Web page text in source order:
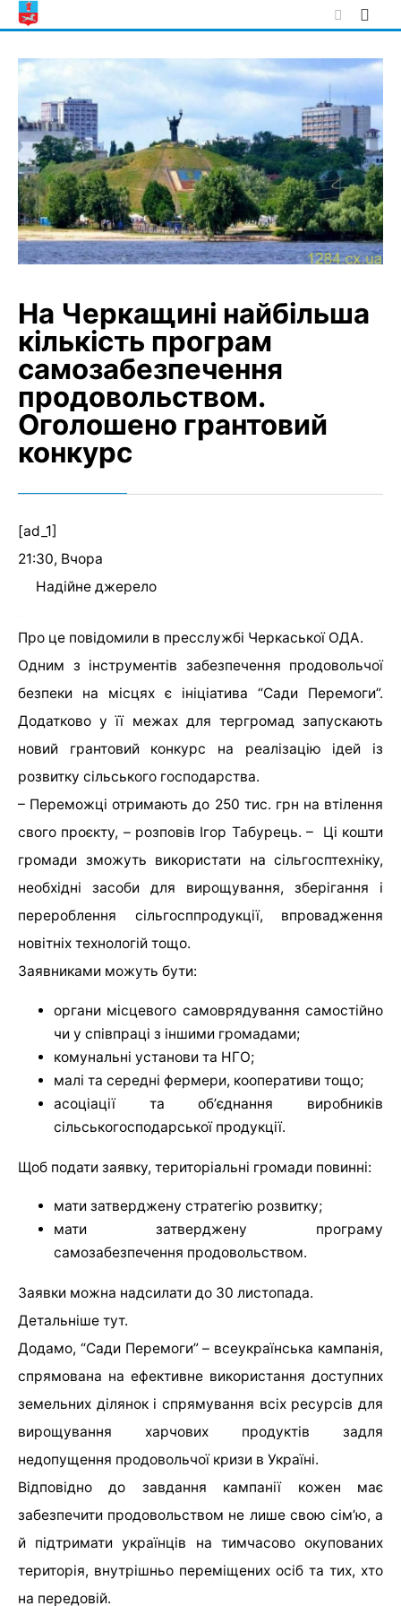
Skip
to
На Черкащині найбільша
кількість програм
самозабезпечення
продовольством.
Оголошено грантовий
конкурс
[ad_1]
21:30, Вчора
Надійне джерело
Про це повідомили в пресслужбі Черкаської ОДА.
Одним з інструментів забезпечення продовольчої
безпеки на місцях є ініціатива “Сади Перемоги”.
Додатково у її межах для тергромад запускають
новий грантовий конкурс на реалізацію ідей із
розвитку сільського господарства.
– Переможці отримають до 250 тис. грн на втілення
свого проєкту, – розповів Ігор Табурець. – Ці кошти
громади зможуть використати на сільгосптехніку,
необхідні засоби для вирощування, зберігання і
перероблення сільгосппродукції, впровадження
новітніх технологій тощо.
Заявниками можуть бути:
органи місцевого самоврядування самостійно
чи у співпраці з іншими громадами;
комунальні установи та НГО;
малі та середні фермери, кооперативи тощо;
асоціації та обʼєднання виробників
сільськогосподарської продукції.
Щоб подати заявку, територіальні громади повинні:
мати затверджену стратегію розвитку;
мати затверджену програму
самозабезпечення продовольством.
Заявки можна надсилати до 30 листопада.
Детальніше тут.
Додамо, “Сади Перемоги” – всеукраїнська кампанія,
спрямована на ефективне використання доступних
земельних ділянок і спрямування всіх ресурсів для
вирощування харчових продуктів задля
недопущення продовольчої кризи в Україні.
Відповідно до завдання кампанії кожен має
забезпечити продовольством не лише свою сім’ю, а
й підтримати українців на тимчасово окупованих
територія, внутрішньо переміщених осіб та тих, хто
на передовій.